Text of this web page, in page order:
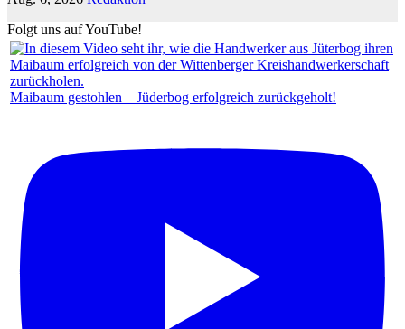
Folgt uns auf YouTube!
Maibaum gestohlen – Jüderbog erfolgreich zurückgeholt!